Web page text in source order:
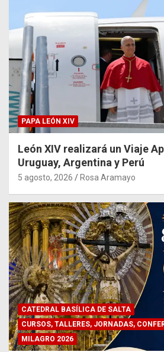
PAPA LEÓN XIV
León XIV realizará un Viaje
Uruguay, Argentina y Perú
5 agosto, 2026 Rosa Aramayo
CATEDRAL BASÍLICA DE SALTA
CURSOS, TALLERES, JORNADAS,
MILAGRO 2026